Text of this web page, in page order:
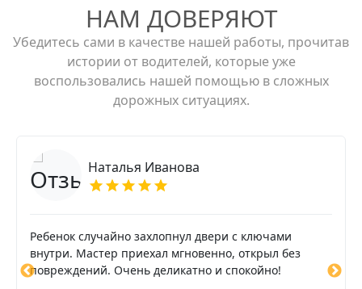
НАМ ДОВЕРЯЮТ
Убедитесь сами в качестве нашей работы, прочитав
истории от водителей, которые уже
воспользовались нашей помощью в сложных
дорожных ситуациях.
Наталья Иванова
Ребенок случайно захлопнул двери с ключами
внутри. Мастер приехал мгновенно, открыл без
повреждений. Очень деликатно и спокойно!